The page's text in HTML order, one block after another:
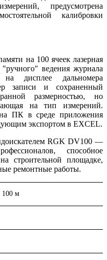
предусмотрена
калибровки
на 100 ячеек лазерная
"ручного" ведения журнала
дисплее дальномера
записи и сохраненный
размерностью, но
на тип измерений.
ПК в среде приложения
экспортом в EXCEL.
RGK DV100 —
способное
строительной площадке,
ремонтные работы.
100 м